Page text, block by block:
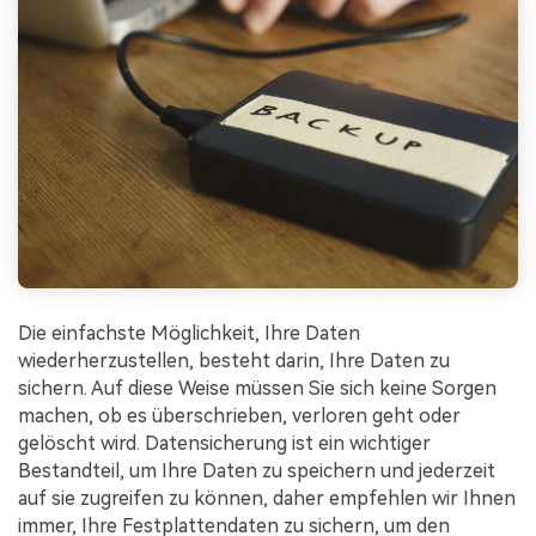
Die einfachste Möglichkeit, Ihre Daten
wiederherzustellen, besteht darin, Ihre Daten zu
sichern. Auf diese Weise müssen Sie sich keine Sorgen
machen, ob es überschrieben, verloren geht oder
gelöscht wird. Datensicherung ist ein wichtiger
Bestandteil, um Ihre Daten zu speichern und jederzeit
auf sie zugreifen zu können, daher empfehlen wir Ihnen
immer, Ihre Festplattendaten zu sichern, um den